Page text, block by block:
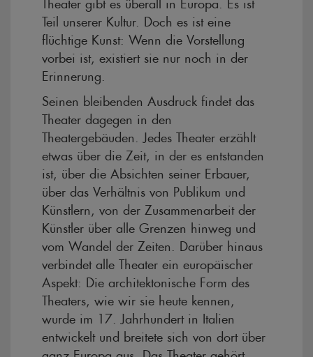
Theater gibt es überall in Europa. Es ist
Teil unserer Kultur. Doch es ist eine
flüchtige Kunst: Wenn die Vorstellung
vorbei ist, existiert sie nur noch in der
Erinnerung.
Seinen bleibenden Ausdruck findet das
Theater dagegen in den
Theatergebäuden. Jedes Theater erzählt
etwas über die Zeit, in der es entstanden
ist, über die Absichten seiner Erbauer,
über das Verhältnis von Publikum und
Künstlern, von der Zusammenarbeit der
Künstler über alle Grenzen hinweg und
vom Wandel der Zeiten. Darüber hinaus
verbindet alle Theater ein europäischer
Aspekt: Die architektonische Form des
Theaters, wie wir sie heute kennen,
wurde im 17. Jahrhundert in Italien
entwickelt und breitete sich von dort über
ganz Europa aus. Das Theater gehört